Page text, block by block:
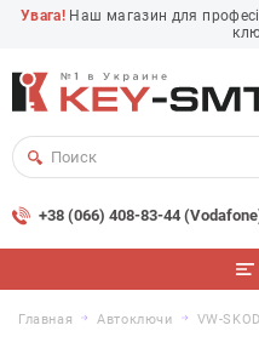
Увага! Наш магазин для
+38 (066) 408-83-44
Главная Автоключи VW-